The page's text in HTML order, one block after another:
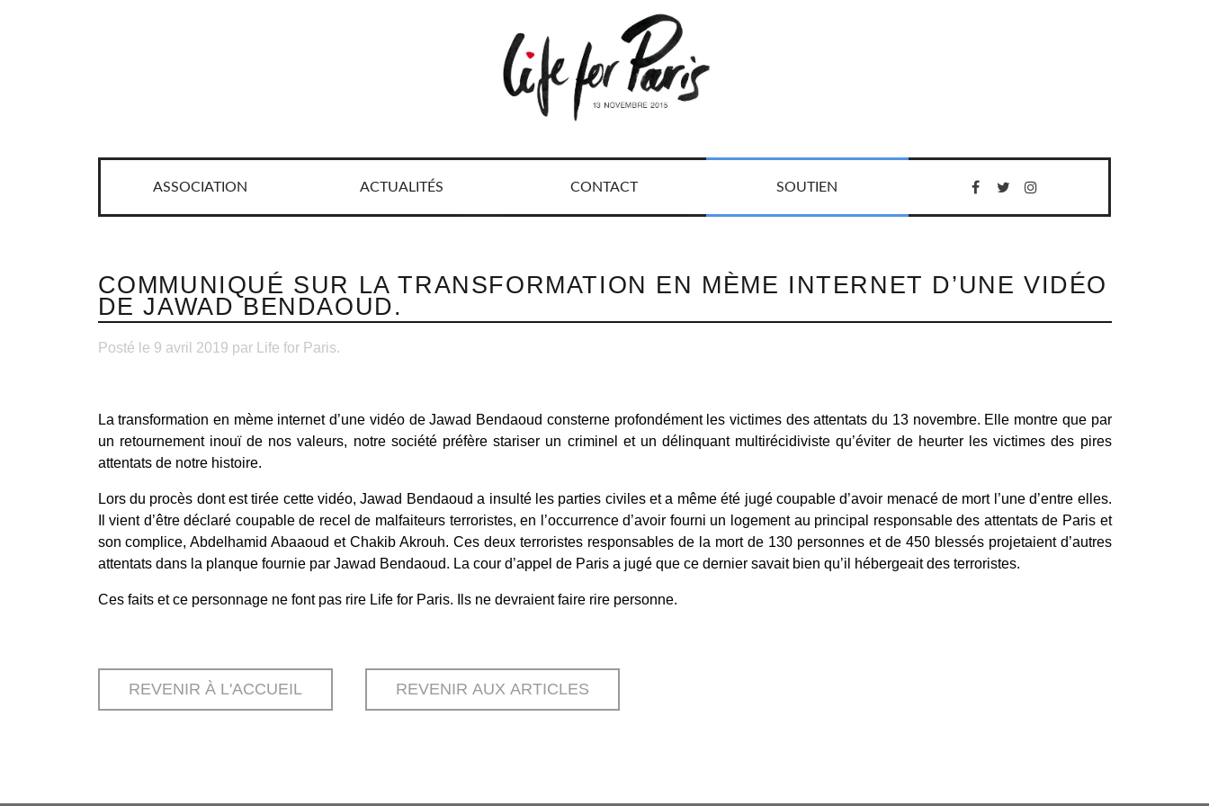
ASSOCIATION ACTUALITÉS CONTACT SOUTIEN
COMMUNIQUÉ SUR LA TRANSFORMATION EN MÈME INTERNET D’UNE VIDÉO
DE JAWAD BENDAOUD.
Posté le 9 avril 2019 par Life for Paris.
La transformation en mème internet d’une vidéo de Jawad Bendaoud consterne profondément les victimes des attentats du 13 novembre. Elle montre que par
un retournement inouï de nos valeurs, notre société préfère stariser un criminel et un délinquant multirécidiviste qu’éviter de heurter les victimes des pires
attentats de notre histoire.
Lors du procès dont est tirée cette vidéo, Jawad Bendaoud a insulté les parties civiles et a même été jugé coupable d’avoir menacé de mort l’une d’entre elles.
Il vient d’être déclaré coupable de recel de malfaiteurs terroristes, en l’occurrence d’avoir fourni un logement au principal responsable des attentats de Paris et
son complice, Abdelhamid Abaaoud et Chakib Akrouh. Ces deux terroristes responsables de la mort de 130 personnes et de 450 blessés projetaient d’autres
attentats dans la planque fournie par Jawad Bendaoud. La cour d’appel de Paris a jugé que ce dernier savait bien qu’il hébergeait des terroristes.
Ces faits et ce personnage ne font pas rire Life for Paris. Ils ne devraient faire rire personne.
REVENIR À L'ACCUEIL REVENIR AUX ARTICLES